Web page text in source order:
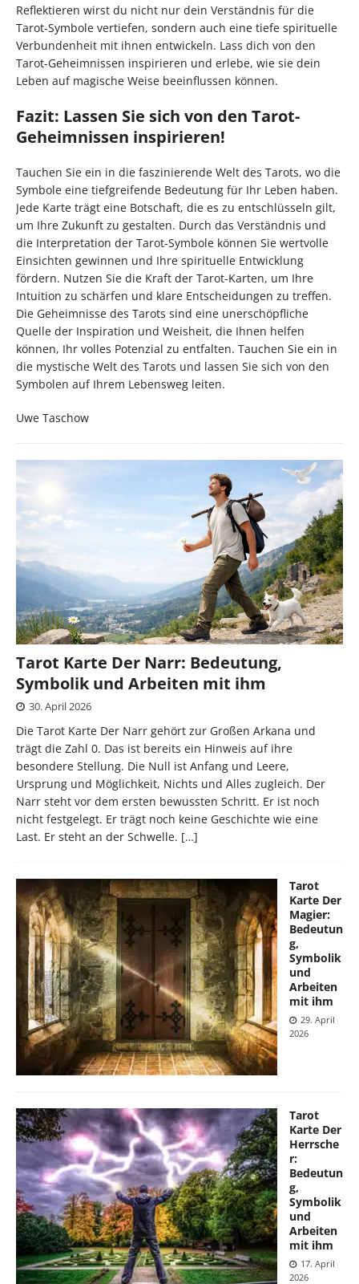
Reflektieren wirst du nicht nur dein Verständnis für die
Tarot-Symbole vertiefen, sondern auch eine tiefe spirituelle
Verbundenheit mit ihnen entwickeln. Lass dich von den
Tarot-Geheimnissen inspirieren und erlebe, wie sie dein
Leben auf magische Weise beeinflussen können.
Fazit: Lassen Sie sich von den Tarot-
Geheimnissen inspirieren!
Tauchen Sie ein in die faszinierende Welt des Tarots, wo die
Symbole eine tiefgreifende Bedeutung für Ihr Leben haben.
Jede Karte trägt eine Botschaft, die es zu entschlüsseln gilt,
um Ihre Zukunft zu gestalten. Durch das Verständnis und
die Interpretation der Tarot-Symbole können Sie wertvolle
Einsichten gewinnen und Ihre spirituelle Entwicklung
fördern. Nutzen Sie die Kraft der Tarot-Karten, um Ihre
Intuition zu schärfen und klare Entscheidungen zu treffen.
Die Geheimnisse des Tarots sind eine unerschöpfliche
Quelle der Inspiration und Weisheit, die Ihnen helfen
können, Ihr volles Potenzial zu entfalten. Tauchen Sie ein in
die mystische Welt des Tarots und lassen Sie sich von den
Symbolen auf Ihrem Lebensweg leiten.
Uwe Taschow
Tarot Karte Der Narr: Bedeutung,
Symbolik und Arbeiten mit ihm
30. April 2026
Die Tarot Karte Der Narr gehört zur Großen Arkana und
trägt die Zahl 0. Das ist bereits ein Hinweis auf ihre
besondere Stellung. Die Null ist Anfang und Leere,
Ursprung und Möglichkeit, Nichts und Alles zugleich. Der
Narr steht vor dem ersten bewussten Schritt. Er ist noch
nicht festgelegt. Er trägt noch keine Geschichte wie eine
Last. Er steht an der Schwelle. […]
Tarot
Karte Der
Magier:
Bedeutun
g,
Symbolik
und
Arbeiten
mit ihm
29. April
2026
Tarot
Karte Der
Herrsche
r:
Bedeutun
g,
Symbolik
und
Arbeiten
mit ihm
17. April
2026